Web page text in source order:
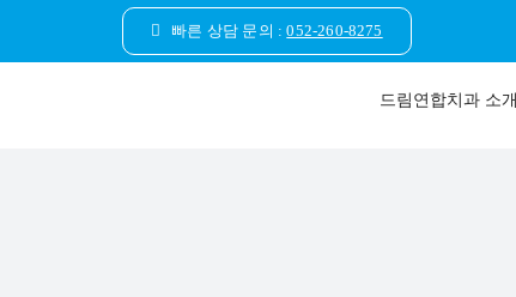
빠른 상담 문의 :052-260-8275
드림연합치과 소개